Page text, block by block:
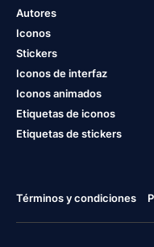
Autores
Iconos
Stickers
Iconos de interfaz
Iconos animados
Etiquetas de iconos
Etiquetas de stickers
Términos y condiciones